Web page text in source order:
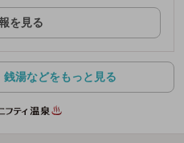
を見る
湯などをもっと見る